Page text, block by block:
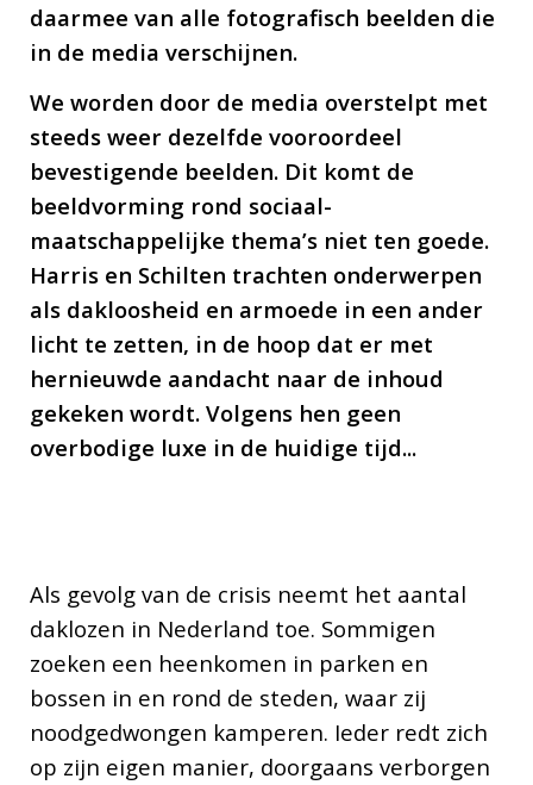
daarmee van alle fotografisch beelden die
in de media verschijnen.
We worden door de media overstelpt met
steeds weer dezelfde vooroordeel
bevestigende beelden. Dit komt de
beeldvorming rond sociaal-
maatschappelijke thema’s niet ten goede.
Harris en Schilten trachten onderwerpen
als dakloosheid en armoede in een ander
licht te zetten, in de hoop dat er met
hernieuwde aandacht naar de inhoud
gekeken wordt. Volgens hen geen
overbodige luxe in de huidige tijd...
Als gevolg van de crisis neemt het aantal
daklozen in Nederland toe. Sommigen
zoeken een heenkomen in parken en
bossen in en rond de steden, waar zij
noodgedwongen kamperen. Ieder redt zich
op zijn eigen manier, doorgaans verborgen